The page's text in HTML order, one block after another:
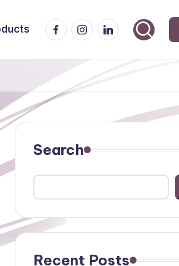
FacebookInstagramLinkedIn
Search
Recent Posts